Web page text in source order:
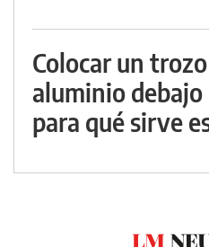
Colocar un
aluminio
para qué sirve